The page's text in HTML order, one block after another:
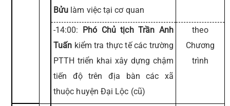
Bửu làm việc tại cơ quan
-14:00: Phó Chủ tịch Trần Anh
Tuấn kiểm tra thực tế các trường
PTTH triển khai xây dựng chậm
tiến độ trên địa bàn các xã
thuộc huyện Đại Lộc (cũ)
theo
Chương
trình